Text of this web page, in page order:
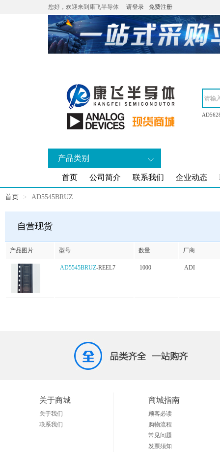
您好，欢迎来到康飞半导体 请登录 免费注册
产品类别
首页 公司简介 联系我们 企业动态
首页 AD5545BRUZ
自营现货
产品图片 型号 数量 厂商
AD5545BRUZ-REEL7 1000 ADI
关于商城
关于我们
联系我们
商城指南
顾客必读
购物流程
常见问题
发票须知